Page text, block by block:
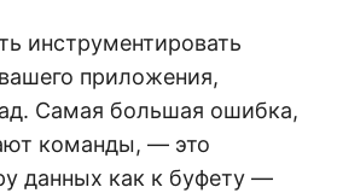
инструментировать
приложения,
Самая большая ошибка,
команды, — это
данных как к буфету —